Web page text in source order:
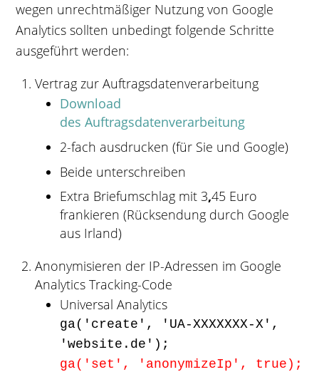
wegen unrechtmäßiger Nutzung von Google
Analytics sollten unbedingt folgende Schritte
ausgeführt werden:
Vertrag zur Auftragsdatenverarbeitung
Download
des Auftragsdatenverarbeitung
2-fach ausdrucken (für Sie und Google)
Beide unterschreiben
Extra Briefumschlag mit 3,45 Euro
frankieren (Rücksendung durch Google
aus Irland)
Anonymisieren der IP-Adressen im Google
Analytics Tracking-Code
Universal Analytics
ga('create', 'UA-XXXXXXX-X',
'website.de');
ga('set', 'anonymizeIp', true);